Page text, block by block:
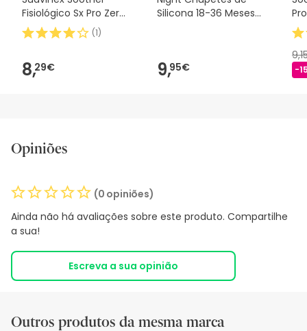
Fisiológico Sx Pro Zero
2m 1 peça
(1)
8,29€
Silicona 18-36 Meses
9,95€ -
Opiniões
(0 opiniões)
Ainda não há avaliações sobre este produto. Compartilhe
a sua!
Escreva a sua opinião
Outros produtos da mesma marca